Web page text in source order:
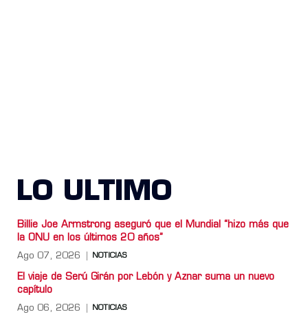
LO ULTIMO
Billie Joe Armstrong aseguró que el Mundial “hizo más que
la ONU en los últimos 20 años”
Ago 07, 2026 NOTICIAS
El viaje de Serú Girán por Lebón y Aznar suma un nuevo
capítulo
Ago 06, 2026 NOTICIAS